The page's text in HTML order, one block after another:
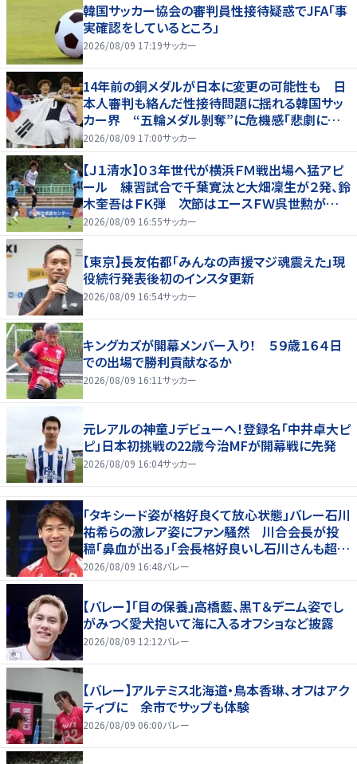
韓国サッカー協会の審判員性接待疑惑でJFA「事
実確認をしているところ」
2026/08/09 17:19サッカー
14年前の銅メダルが日本に変更の可能性も 日
本人審判も絡んだ性接待問題に揺れる韓国サッ
カー界 “五輪メダル剝奪”に危機感「悲劇に見
舞われる」
2026/08/09 17:00サッカー
【Ｊ１清水】０３年世代が横浜ＦＭ戦出場へ猛アピ
ール 練習試合で千葉寛汰と大畑凜生が２発、鈴
木奎吾はＦＫ弾 次節はエースＦＷ呉世勲が出
場停止
2026/08/09 16:55サッカー
【東京】長友佑都「みんなの声援マジ魂震えた」現
役続行発表後初のインスタ更新
2026/08/09 16:54サッカー
キングカズが開幕メンバー入り！ ５９歳１６４日
での出場で勝利貢献なるか
2026/08/09 16:11サッカー
元レアルの神童Ｊデビューへ！登録名「中井卓大ピ
ピ」日本初挑戦の22歳今治MFが開幕戦に先発
2026/08/09 16:04サッカー
「タキシード姿が格好良くて放心状態」バレー石川
祐希らの激レア姿にファン騒然 川合会長が投
稿「鼻血が出る」「会長格好良いし石川さんも超格
好いい」
2026/08/09 16:48バレー
【バレー】「目の保養」高橋藍、黒Ｔ＆デニム姿でし
がみつく愛犬抱いて海に入るオフショなど披露
2026/08/09 12:12バレー
【バレー】アルテミス北海道・鳥本香琳、オフはアク
ティブに 余市でサップも体験
2026/08/09 06:00バレー